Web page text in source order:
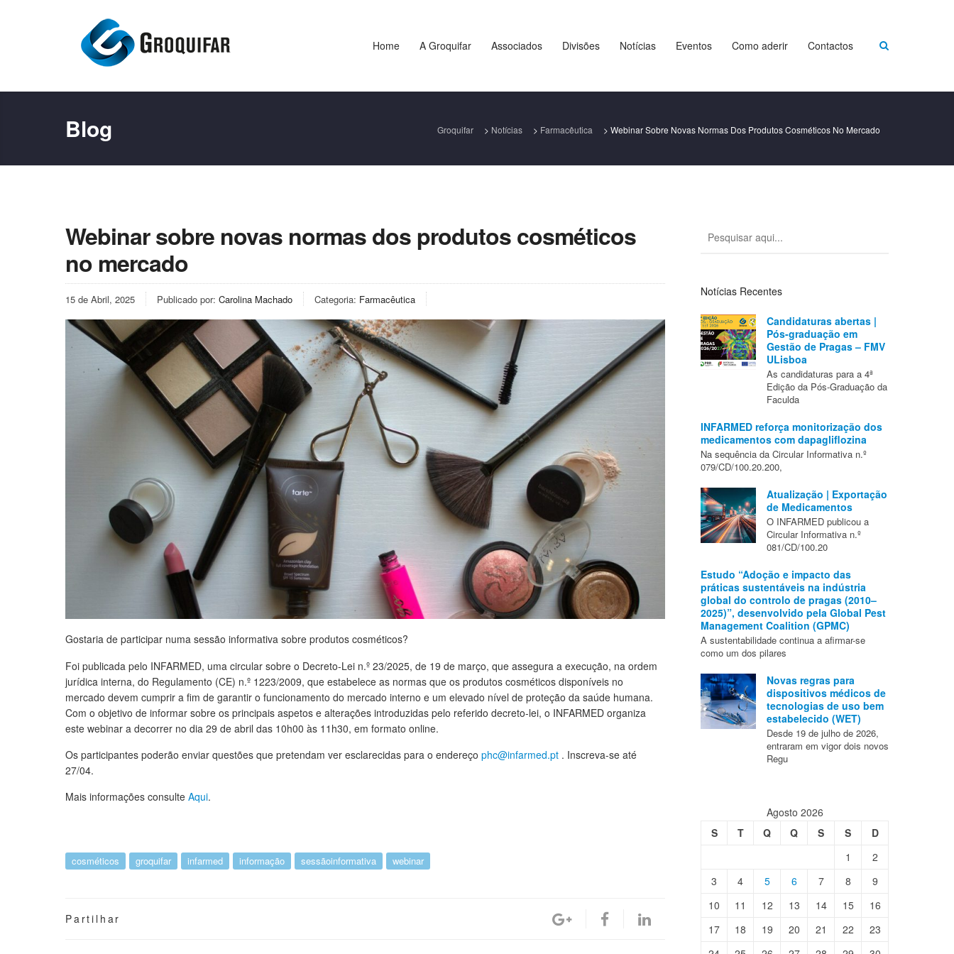
Home A Groquifar Associados Divisões Notícias Eventos Como aderir Contactos
Blog Groquifar > Notícias > Farmacêutica > Webinar Sobre Novas Normas Dos Produtos Cosméticos No Mercado
Webinar sobre novas normas dos produtos cosméticos
no mercado
15 de Abril, 2025 Publicado por: Carolina Machado Categoria: Farmacêutica
Gostaria de participar numa sessão informativa sobre produtos cosméticos?
Foi publicada pelo INFARMED, uma circular sobre o Decreto-Lei n.º 23/2025, de 19 de março, que assegura a execução, na ordem
jurídica interna, do Regulamento (CE) n.º 1223/2009, que estabelece as normas que os produtos cosméticos disponíveis no
mercado devem cumprir a fim de garantir o funcionamento do mercado interno e um elevado nível de proteção da saúde humana.
Com o objetivo de informar sobre os principais aspetos e alterações introduzidas pelo referido decreto-lei, o INFARMED organiza
este webinar a decorrer no dia 29 de abril das 10h00 às 11h30, em formato online.
Os participantes poderão enviar questões que pretendam ver esclarecidas para o endereço phc@infarmed.pt . Inscreva-se até
27/04.
Mais informações consulte Aqui.
cosméticos groquifar infarmed informação sessãoinformativa webinar
Partilhar
Notícias Recentes
Candidaturas abertas |
Pós-graduação em
Gestão de Pragas – FMV
ULisboa
As candidaturas para a 4ª
Edição da Pós-Graduação da
Faculda
INFARMED reforça monitorização dos
medicamentos com dapagliflozina
Na sequência da Circular Informativa n.º
079/CD/100.20.200,
Atualização | Exportação
de Medicamentos
O INFARMED publicou a
Circular Informativa n.º
081/CD/100.20
Estudo “Adoção e impacto das
práticas sustentáveis na indústria
global do controlo de pragas (2010–
2025)”, desenvolvido pela Global Pest
Management Coalition (GPMC)
A sustentabilidade continua a afirmar-se
como um dos pilares
Novas regras para
dispositivos médicos de
tecnologias de uso bem
estabelecido (WET)
Desde 19 de julho de 2026,
entraram em vigor dois novos
Regu
Agosto 2026
S
T Q Q S S
D
1
2
3
4 5 6 7 8
9
10
11 12 13 14 15
16
17
18 19 20 21 22
23